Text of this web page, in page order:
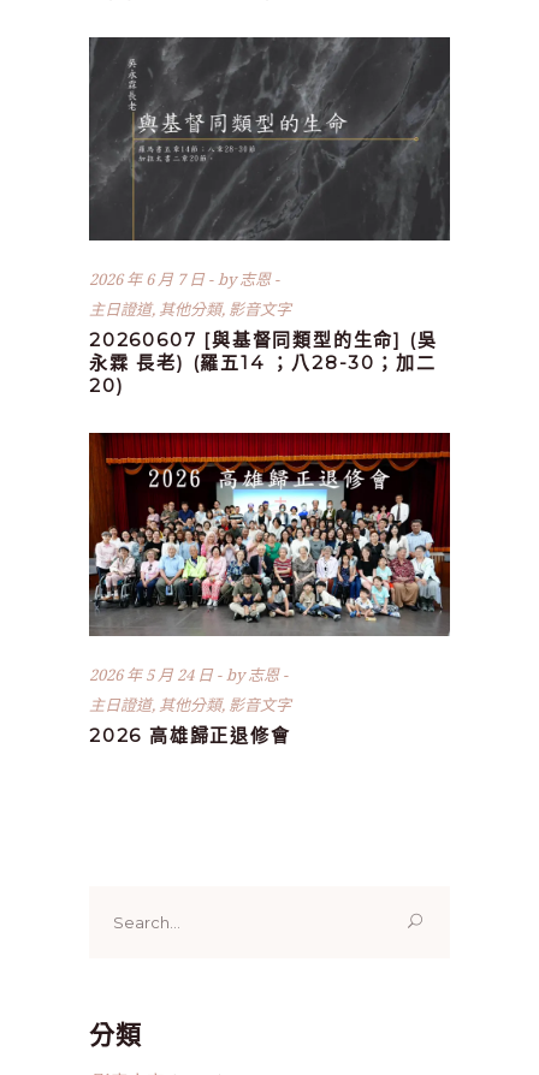
2026 年 6 月 7 日 by志恩
主日證道, 其他分類, 影音文字
20260607 [與基督同類型的生命] (吳
永霖 長老) (羅五14 ；八28-30；加二
20)
2026 年 5 月 24 日 by志恩
主日證道, 其他分類, 影音文字
2026 高雄歸正退修會
for:
分類